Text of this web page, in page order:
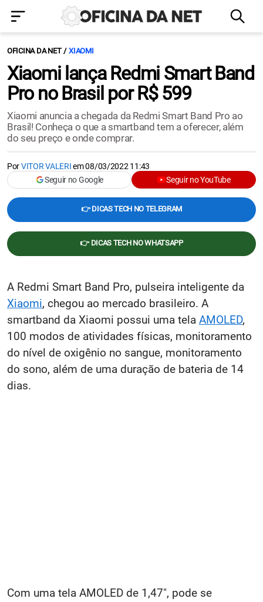
OFICINA DA NET XIAOMI
Xiaomi lança Redmi Smart Band
Pro no Brasil por R$ 599
Xiaomi anuncia a chegada da Redmi Smart Band Pro ao
Brasil! Conheça o que a smartband tem a oferecer, além
do seu preço e onde comprar.
PorVITOR VALERIem08/03/2022 11:43
Seguir no Google
Seguir no YouTube
👉 DICAS TECH NO TELEGRAM
👉 DICAS TECH NO WHATSAPP
A Redmi Smart Band Pro, pulseira inteligente da
Xiaomi, chegou ao mercado brasileiro. A
smartband da Xiaomi possui uma tela AMOLED,
100 modos de atividades físicas, monitoramento
do nível de oxigênio no sangue, monitoramento
do sono, além de uma duração de bateria de 14
dias.
Com uma tela AMOLED de 1,47", pode se